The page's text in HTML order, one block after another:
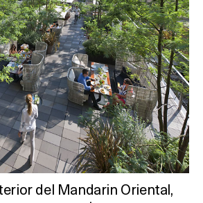
del Mandarin Oriental,